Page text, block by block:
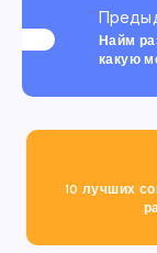
Найм
какую
10 лучших